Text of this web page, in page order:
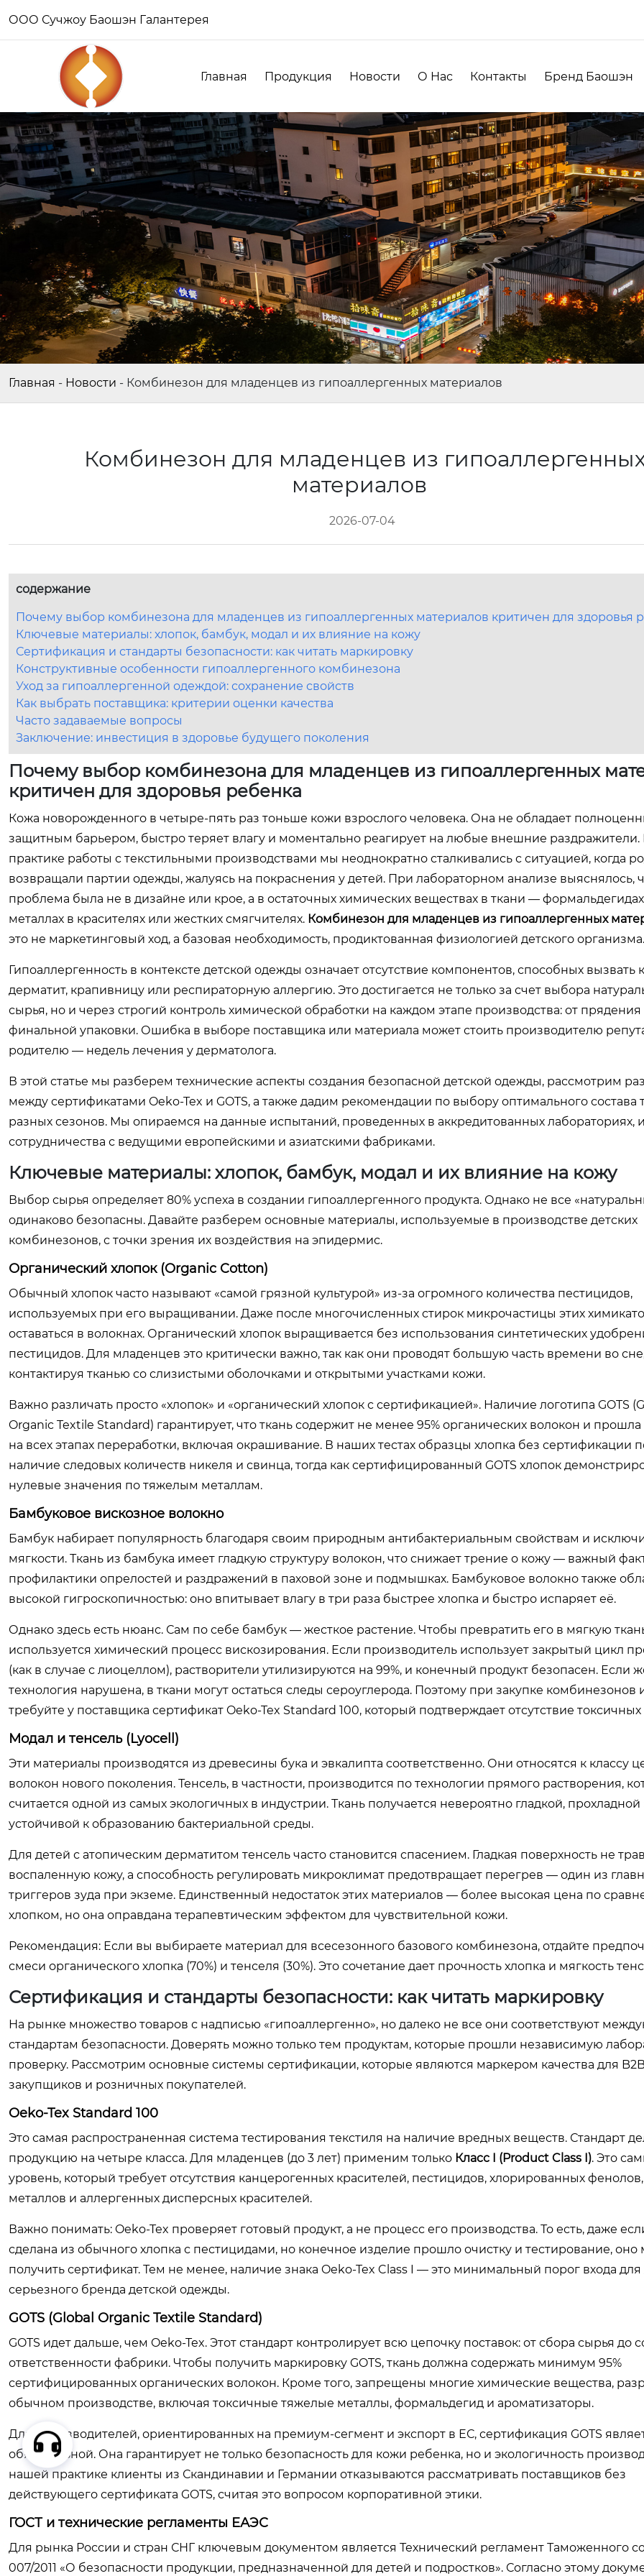
ООО Сучжоу Баошэн Галантерея
Главная Продукция Новости О Нас Контакты Бренд Баошэн
Главная - Новости - Комбинезон для младенцев из гипоаллергенных материалов
Комбинезон для младенцев из
материалов
2026-07-04
содержание
Почему выбор комбинезона для младенцев из гипоаллергенных материалов критичен для здоровья
Ключевые материалы: хлопок, бамбук, модал и их влияние на кожу
Сертификация и стандарты безопасности: как читать маркировку
Конструктивные особенности гипоаллергенного комбинезона
Уход за гипоаллергенной одеждой: сохранение свойств
Как выбрать поставщика: критерии оценки качества
Часто задаваемые вопросы
Заключение: инвестиция в здоровье будущего поколения
Почему выбор комбинезона для младенцев из гипоаллергенных
критичен для здоровья ребенка
Кожа новорожденного в четыре-пять раз тоньше кожи взрослого человека. Она не обладает
защитным барьером, быстро теряет влагу и моментально реагирует на любые внешние
практике работы с текстильными производствами мы неоднократно сталкивались с ситуацией, когда
возвращали партии одежды, жалуясь на покраснения у детей. При лабораторном анализе выяснялось,
проблема была не в дизайне или крое, а в остаточных химических веществах в ткани —
металлах в красителях или жестких смягчителях. Комбинезон для младенцев из гипоаллергенных
это не маркетинговый ход, а базовая необходимость, продиктованная физиологией детского организма.
Гипоаллергенность в контексте детской одежды означает отсутствие компонентов, способных вызвать
дерматит, крапивницу или респираторную аллергию. Это достигается не только за счет выбора
сырья, но и через строгий контроль химической обработки на каждом этапе производства: от
финальной упаковки. Ошибка в выборе поставщика или материала может стоить производителю
родителю — недель лечения у дерматолога.
В этой статье мы разберем технические аспекты создания безопасной детской одежды, рассмотрим
между сертификатами Oeko-Tex и GOTS, а также дадим рекомендации по выбору оптимального состава
разных сезонов. Мы опираемся на данные испытаний, проведенных в аккредитованных лабораториях,
сотрудничества с ведущими европейскими и азиатскими фабриками.
Ключевые материалы: хлопок, бамбук, модал и их влияние на кожу
Выбор сырья определяет 80% успеха в создании гипоаллергенного продукта. Однако не все
одинаково безопасны. Давайте разберем основные материалы, используемые в производстве детских
комбинезонов, с точки зрения их воздействия на эпидермис.
Органический хлопок (Organic Cotton)
Обычный хлопок часто называют «самой грязной культурой» из-за огромного количества пестицидов,
используемых при его выращивании. Даже после многочисленных стирок микрочастицы этих
оставаться в волокнах. Органический хлопок выращивается без использования синтетических
пестицидов. Для младенцев это критически важно, так как они проводят большую часть времени во
контактируя тканью со слизистыми оболочками и открытыми участками кожи.
Важно различать просто «хлопок» и «органический хлопок с сертификацией». Наличие логотипа GOTS
Organic Textile Standard) гарантирует, что ткань содержит не менее 95% органических волокон и
на всех этапах переработки, включая окрашивание. В наших тестах образцы хлопка без сертификации
наличие следовых количеств никеля и свинца, тогда как сертифицированный GOTS хлопок
нулевые значения по тяжелым металлам.
Бамбуковое вискозное волокно
Бамбук набирает популярность благодаря своим природным антибактериальным свойствам и
мягкости. Ткань из бамбука имеет гладкую структуру волокон, что снижает трение о кожу — важный
профилактики опрелостей и раздражений в паховой зоне и подмышках. Бамбуковое волокно также
высокой гигроскопичностью: оно впитывает влагу в три раза быстрее хлопка и быстро испаряет её.
Однако здесь есть нюанс. Сам по себе бамбук — жесткое растение. Чтобы превратить его в мягкую
используется химический процесс вискозирования. Если производитель использует закрытый цикл
(как в случае с лиоцеллом), растворители утилизируются на 99%, и конечный продукт безопасен. Если
технология нарушена, в ткани могут остаться следы сероуглерода. Поэтому при закупке комбинезонов
требуйте у поставщика сертификат Oeko-Tex Standard 100, который подтверждает отсутствие токсичных
Модал и тенсель (Lyocell)
Эти материалы производятся из древесины бука и эвкалипта соответственно. Они относятся к классу
волокон нового поколения. Тенсель, в частности, производится по технологии прямого растворения,
считается одной из самых экологичных в индустрии. Ткань получается невероятно гладкой,
устойчивой к образованию бактериальной среды.
Для детей с атопическим дерматитом тенсель часто становится спасением. Гладкая поверхность не
воспаленную кожу, а способность регулировать микроклимат предотвращает перегрев — один из
триггеров зуда при экземе. Единственный недостаток этих материалов — более высокая цена по
хлопком, но она оправдана терапевтическим эффектом для чувствительной кожи.
Рекомендация: Если вы выбираете материал для всесезонного базового комбинезона, отдайте
смеси органического хлопка (70%) и тенселя (30%). Это сочетание дает прочность хлопка и мягкость
Сертификация и стандарты безопасности: как читать маркировку
На рынке множество товаров с надписью «гипоаллергенно», но далеко не все они соответствуют
стандартам безопасности. Доверять можно только тем продуктам, которые прошли независимую
проверку. Рассмотрим основные системы сертификации, которые являются маркером качества для
закупщиков и розничных покупателей.
Oeko-Tex Standard 100
Это самая распространенная система тестирования текстиля на наличие вредных веществ. Стандарт
продукцию на четыре класса. Для младенцев (до 3 лет) применим только Класс I (Product Class I). Это
уровень, который требует отсутствия канцерогенных красителей, пестицидов, хлорированных
металлов и аллергенных дисперсных красителей.
Важно понимать: Oeko-Tex проверяет готовый продукт, а не процесс его производства. То есть, даже
сделана из обычного хлопка с пестицидами, но конечное изделие прошло очистку и тестирование, оно
получить сертификат. Тем не менее, наличие знака Oeko-Tex Class I — это минимальный порог входа
серьезного бренда детской одежды.
GOTS (Global Organic Textile Standard)
GOTS идет дальше, чем Oeko-Tex. Этот стандарт контролирует всю цепочку поставок: от сбора сырья до
ответственности фабрики. Чтобы получить маркировку GOTS, ткань должна содержать минимум 95%
сертифицированных органических волокон. Кроме того, запрещены многие химические вещества,
обычном производстве, включая токсичные тяжелые металлы, формальдегид и ароматизаторы.
Для производителей, ориентированных на премиум-сегмент и экспорт в ЕС, сертификация GOTS
обязательной. Она гарантирует не только безопасность для кожи ребенка, но и экологичность
нашей практике клиенты из Скандинавии и Германии отказываются рассматривать поставщиков без
действующего сертификата GOTS, считая это вопросом корпоративной этики.
ГОСТ и технические регламенты ЕАЭС
Для рынка России и стран СНГ ключевым документом является Технический регламент Таможенного
007/2011 «О безопасности продукции, предназначенной для детей и подростков». Согласно этому